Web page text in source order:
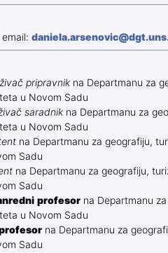
pripravnikna Departmanu za
u Novom Sadu
saradnikna Departmanu za
u Novom Sadu
na Departmanu za geografiju,
Sadu
na Departmanu za geografiju,
Sadu
profesor na Departmanu
u Novom Sadu
na Departmanu za
Sadu